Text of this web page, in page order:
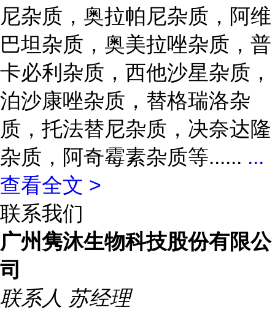
尼杂质，奥拉帕尼杂质，阿维
巴坦杂质，奥美拉唑杂质，普
卡必利杂质，西他沙星杂质，
泊沙康唑杂质，替格瑞洛杂
质，托法替尼杂质，决奈达隆
杂质，阿奇霉素杂质等...... ...
查看全文 >
联系我们
广州隽沐生物科技股份有限公
司
联系人 苏经理